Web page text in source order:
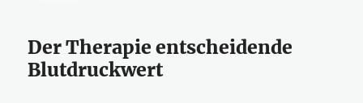
Der Therapie entscheidende
Blutdruckwert